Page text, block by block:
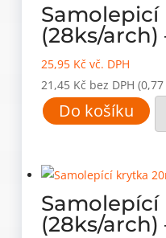
(28ks/arch)
25,95 Kč vč. DPH
21,45 Kč bez DPH
Do košíku
(28ks/arch)